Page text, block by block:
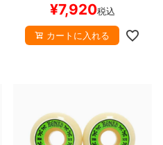
¥7,920税込
カートに入れる